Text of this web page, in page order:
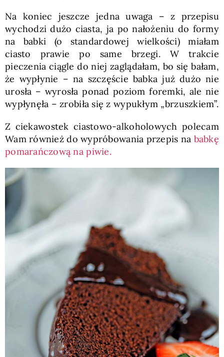
Na koniec jeszcze jedna uwaga – z przepisu
wychodzi dużo ciasta, ja po nałożeniu do formy
na babki (o standardowej wielkości) miałam
ciasto prawie po same brzegi. W trakcie
pieczenia ciągle do niej zaglądałam, bo się bałam,
że wypłynie – na szczęście babka już dużo nie
urosła – wyrosła ponad poziom foremki, ale nie
wypłynęła – zrobiła się z wypukłym „brzuszkiem”.
Z ciekawostek ciastowo-alkoholowych polecam
Wam również do wypróbowania przepis na babkę
pomarańczową na piwie.